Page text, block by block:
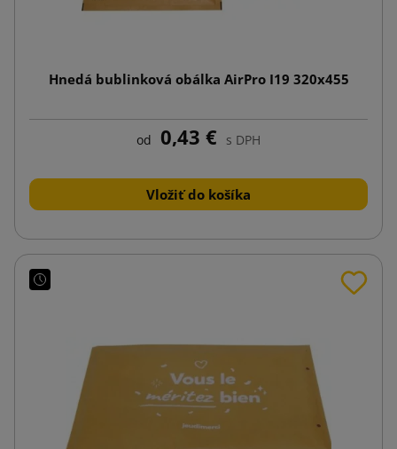
Hnedá bublinková obálka AirPro I19 320x455
od 0,43 € s DPH
Vložiť do košíka